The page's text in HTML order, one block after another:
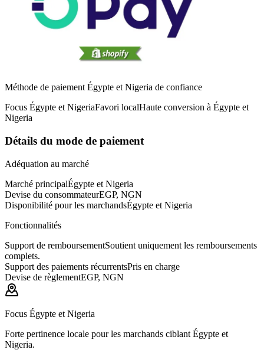
Méthode de paiement Égypte et Nigeria de confiance
Focus Égypte et NigeriaFavori localHaute conversion à Égypte et
Nigeria
Détails du mode de paiement
Adéquation au marché
Marché principalÉgypte et Nigeria
Devise du consommateurEGP, NGN
Disponibilité pour les marchandsÉgypte et Nigeria
Fonctionnalités
Support de remboursementSoutient uniquement les remboursements
complets.
Support des paiements récurrentsPris en charge
Devise de règlementEGP, NGN
Focus Égypte et Nigeria
Forte pertinence locale pour les marchands ciblant Égypte et
Nigeria.